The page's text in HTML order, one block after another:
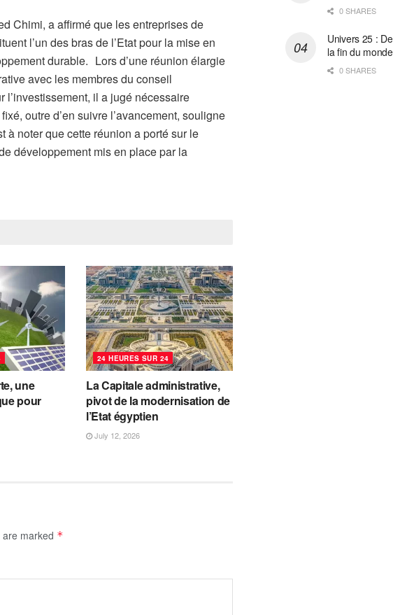
Chimi, a affirmé que les entreprises de
l’un des bras de l’Etat pour la mise en
durable. Lors d’une réunion élargie
avec les membres du conseil
l’investissement, il a jugé nécessaire
outre d’en suivre l’avancement, souligne
à noter que cette réunion a porté sur le
développement mis en place par la
une
pour
24 HEURES SUR 24
La Capitale administrative,
pivot de la modernisation de
l’Etat égyptien
July 12, 2026
marked *
0 SHARES
Univers 25 :
la fin du
0 SHARES